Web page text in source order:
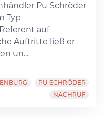
Pu Schröder
Typ
auf
Auftritte ließ er
un...
PU SCHRÖDER
NACHRUF